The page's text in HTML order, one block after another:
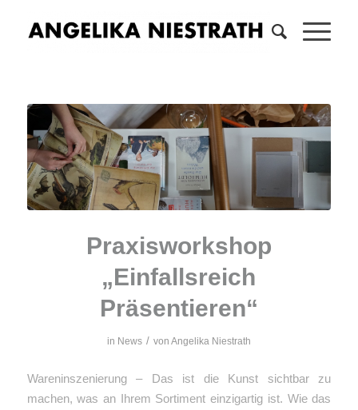
Praxisworkshop
„Einfallsreich
Präsentieren“
in News / von Angelika Niestrath
Wareninszenierung – Das ist die Kunst sichtbar zu
machen, was an Ihrem Sortiment einzigartig ist. Wie das